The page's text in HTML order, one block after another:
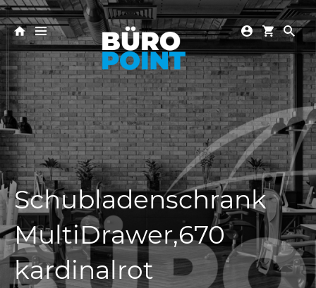
Schubladenschrank
MultiDrawer,670
kardinalrot